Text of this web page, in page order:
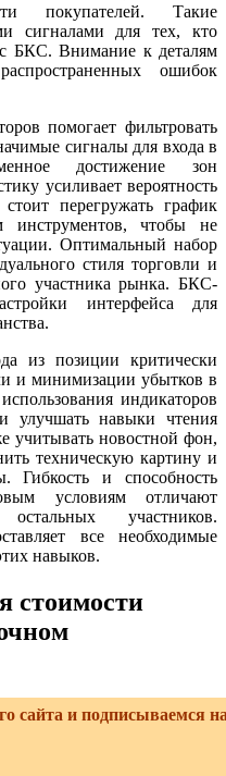
покупателей. Такие
сигналами для тех, кто
с БКС. Внимание к деталям
ошибок
помогает фильтровать
сигналы для входа в
достижение зон
усиливает вероятность
перегружать график
инструментов, чтобы не
Оптимальный набор
стиля торговли и
участника рынка. БКС-
интерфейса для
из позиции критически
и минимизации убытков в
индикаторов
улучшать навыки чтения
учитывать новостной фон,
техническую картину и
Гибкость и способность
условиям отличают
участников.
все необходимые
навыков.
стоимости
сайта и подписываемся